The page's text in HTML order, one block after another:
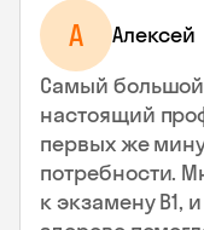
А Алексей
Самый
настоящий
первых же
потребности.
к экзамену В1,